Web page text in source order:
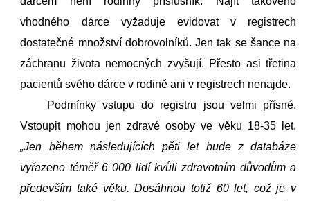
vhodného dárce vyžaduje evidovat v registrech
dostatečné množství dobrovolníků. Jen tak se šance na
záchranu života nemocných zvyšují. Přesto asi třetina
pacientů svého dárce v rodině ani v registrech nenajde.
Podmínky vstupu do registru jsou velmi přísné.
Vstoupit mohou jen zdravé osoby ve věku 18-35 let.
„Jen během následujících pěti let bude z databáze
vyřazeno téměř 6 000 lidí kvůli zdravotním důvodům a
především také věku. Dosáhnou totiž 60 let, což je v